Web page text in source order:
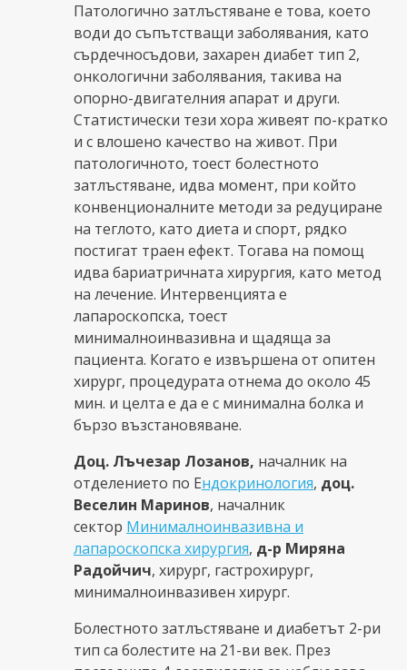
Патологично затлъстяване е това, което
води до съпътстващи заболявания, като
сърдечносъдови, захарен диабет тип 2,
онкологични заболявания, такива на
опорно-двигателния апарат и други.
Статистически тези хора живеят по-кратко
и с влошено качество на живот. При
патологичното, тоест болестното
затлъстяване, идва момент, при който
конвенционалните методи за редуциране
на теглото, като диета и спорт, рядко
постигат траен ефект. Тогава на помощ
идва бариатричната хирургия, като метод
на лечение. Интервенцията е
лапароскопска, тоест
минималноинвазивна и щадяща за
пациента. Когато е извършена от опитен
хирург, процедурата отнема до около 45
мин. и целта е да е с минимална болка и
бързо възстановяване.
Доц. Лъчезар Лозанов, началник на
отделението по Ендокринология, доц.
Веселин Маринов, началник
сектор Минималноинвазивна и
лапароскопска хирургия, д-р Миряна
Радойчич, хирург, гастрохирург,
минималноинвазивен хирург.
Болестното затлъстяване и диабетът 2-ри
тип са болестите на 21-ви век. През